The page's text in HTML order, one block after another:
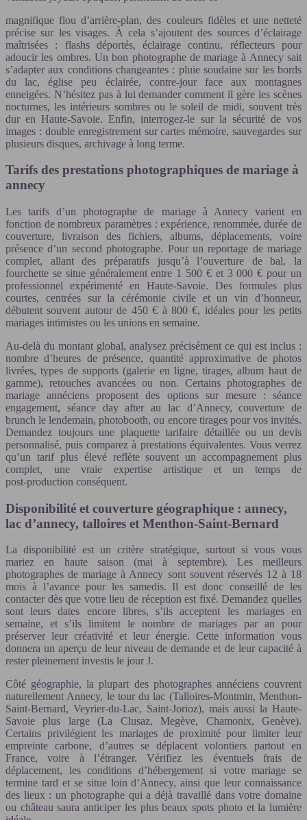
magnifique flou d’arrière-plan, des couleurs fidèles et une netteté
précise sur les visages. À cela s’ajoutent des sources d’éclairage
maîtrisées : flashs déportés, éclairage continu, réflecteurs pour
adoucir les ombres. Un bon photographe de mariage à Annecy sait
s’adapter aux conditions changeantes : pluie soudaine sur les bords
du lac, église peu éclairée, contre-jour face aux montagnes
enneigées. N’hésitez pas à lui demander comment il gère les scènes
nocturnes, les intérieurs sombres ou le soleil de midi, souvent très
dur en Haute-Savoie. Enfin, interrogez-le sur la sécurité de vos
images : double enregistrement sur cartes mémoire, sauvegardes sur
plusieurs disques, archivage à long terme.
Tarifs des prestations photographiques de mariage à
annecy
Les tarifs d’un photographe de mariage à Annecy varient en
fonction de nombreux paramètres : expérience, renommée, durée de
couverture, livraison des fichiers, albums, déplacements, voire
présence d’un second photographe. Pour un reportage de mariage
complet, allant des préparatifs jusqu’à l’ouverture de bal, la
fourchette se situe généralement entre 1 500 € et 3 000 € pour un
professionnel expérimenté en Haute-Savoie. Des formules plus
courtes, centrées sur la cérémonie civile et un vin d’honneur,
débutent souvent autour de 450 € à 800 €, idéales pour les petits
mariages intimistes ou les unions en semaine.
Au-delà du montant global, analysez précisément ce qui est inclus :
nombre d’heures de présence, quantité approximative de photos
livrées, types de supports (galerie en ligne, tirages, album haut de
gamme), retouches avancées ou non. Certains photographes de
mariage annéciens proposent des options sur mesure : séance
engagement, séance day after au lac d’Annecy, couverture de
brunch le lendemain, photobooth, ou encore tirages pour vos invités.
Demandez toujours une plaquette tarifaire détaillée ou un devis
personnalisé, puis comparez à prestations équivalentes. Vous verrez
qu’un tarif plus élevé reflète souvent un accompagnement plus
complet, une vraie expertise artistique et un temps de
post‑production conséquent.
Disponibilité et couverture géographique : annecy,
lac d’annecy, talloires et Menthon-Saint-Bernard
La disponibilité est un critère stratégique, surtout si vous vous
mariez en haute saison (mai à septembre). Les meilleurs
photographes de mariage à Annecy sont souvent réservés 12 à 18
mois à l’avance pour les samedis. Il est donc conseillé de les
contacter dès que votre lieu de réception est fixé. Demandez quelles
sont leurs dates encore libres, s’ils acceptent les mariages en
semaine, et s’ils limitent le nombre de mariages par an pour
préserver leur créativité et leur énergie. Cette information vous
donnera un aperçu de leur niveau de demande et de leur capacité à
rester pleinement investis le jour J.
Côté géographie, la plupart des photographes annéciens couvrent
naturellement Annecy, le tour du lac (Talloires-Montmin, Menthon-
Saint-Bernard, Veyrier-du-Lac, Saint-Jorioz), mais aussi la Haute-
Savoie plus large (La Clusaz, Megève, Chamonix, Genève).
Certains privilégient les mariages de proximité pour limiter leur
empreinte carbone, d’autres se déplacent volontiers partout en
France, voire à l’étranger. Vérifiez les éventuels frais de
déplacement, les conditions d’hébergement si votre mariage se
termine tard et se situe loin d’Annecy, ainsi que leur connaissance
des lieux : un photographe qui a déjà travaillé dans votre domaine
ou château saura anticiper les plus beaux spots photo et la lumière